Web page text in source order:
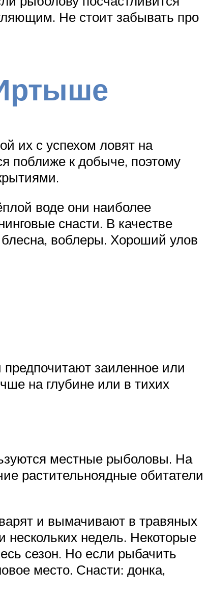
Не стоит забывать про
их с успехом ловят на
поближе к добыче, поэтому
воде они наиболее
снасти. В качестве
воблеры. Хороший улов
заиленное или
на глубине или в тихих
местные рыболовы. На
растительноядные обитатели
и вымачивают в травяных
нескольких недель. Некоторые
сезон. Но если рыбачить
место. Снасти: донка,